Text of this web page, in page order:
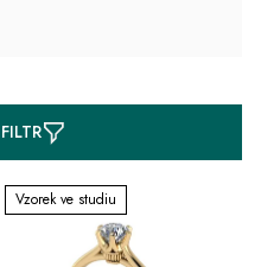
Vzorek ve studiu